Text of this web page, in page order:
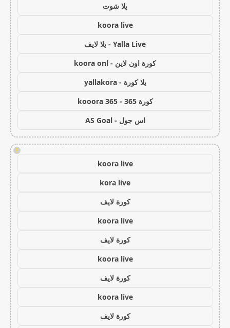
يلا شوت
koora live
Yalla Live - يلا لايف
كورة اون لاين - koora onl
يلا كورة - yallakora
كورة 365 - kooora 365
اس جول - AS Goal
!
koora live
kora live
كورة لايف
koora live
كورة لايف
koora live
كورة لايف
koora live
كورة لايف